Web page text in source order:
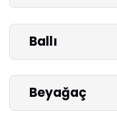
Ballı
Beyağaç